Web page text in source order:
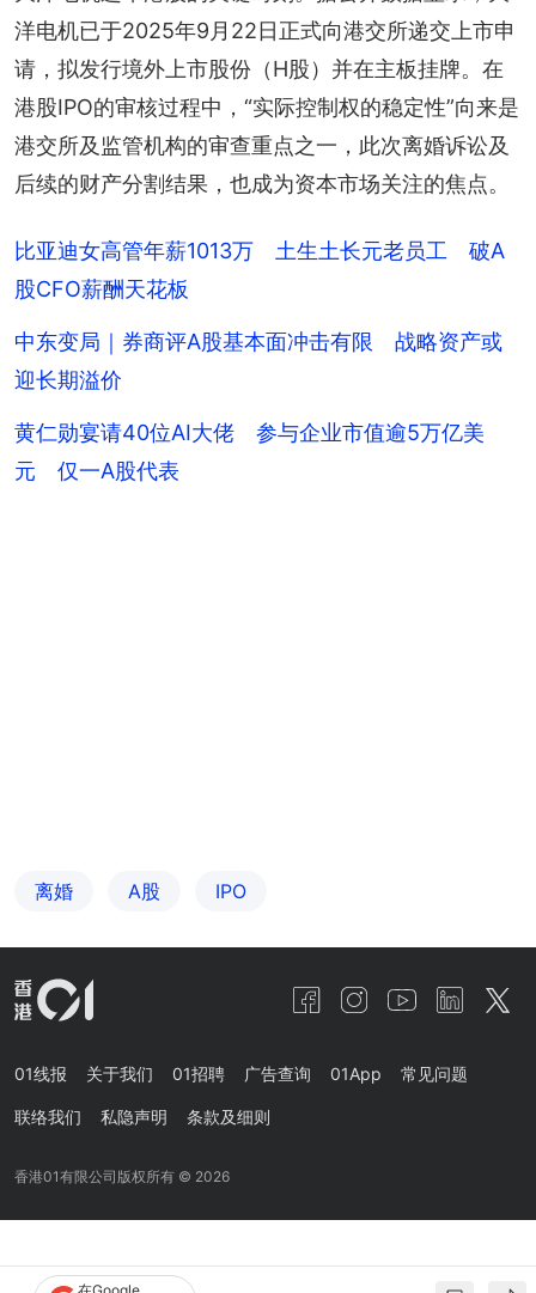
洋电机已于2025年9月22日正式向港交所递交上市申
请，拟发行境外上市股份（H股）并在主板挂牌。在
港股IPO的审核过程中，“实际控制权的稳定性”向来是
港交所及监管机构的审查重点之一，此次离婚诉讼及
后续的财产分割结果，也成为资本市场关注的焦点。
比亚迪女高管年薪1013万 土生土长元老员工 破A
股CFO薪酬天花板
中东变局｜券商评A股基本面冲击有限 战略资产或
迎长期溢价
黄仁勋宴请40位AI大佬 参与企业市值逾5万亿美
元 仅一A股代表
离婚 A股 IPO
01线报 关于我们 01招聘 广告查询 01App 常见问题
联络我们 私隐声明 条款及细则
香港01有限公司版权所有 © 2026